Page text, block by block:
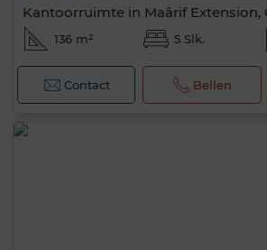
Kantoorruimte in Maârif Extension,
136 m² 5 Slk.
Contact Bellen